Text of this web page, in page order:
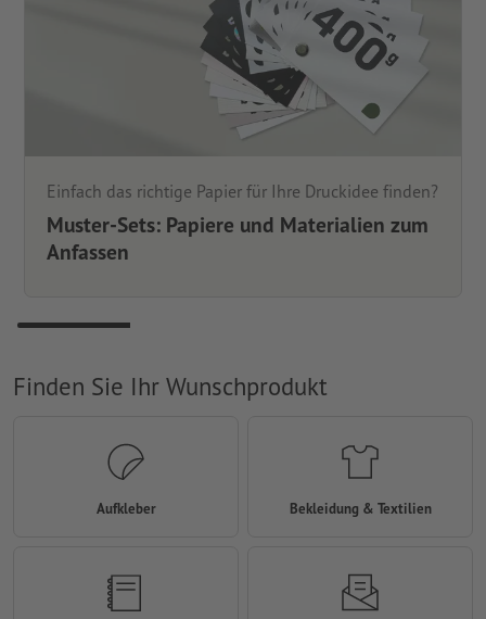
Einfach das richtige Papier für Ihre Druckidee finden?
Muster-Sets: Papiere und Materialien zum
Anfassen
Finden Sie Ihr Wunschprodukt
Aufkleber Bekleidung & Textilien